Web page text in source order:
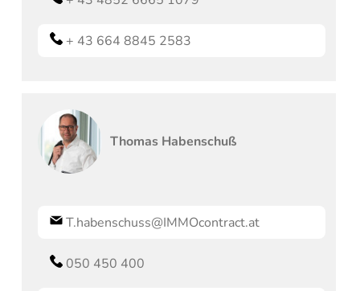
+ 43 664 8845 2583
Thomas Habenschuß
T.habenschuss@IMMOcontract.at
050 450 400